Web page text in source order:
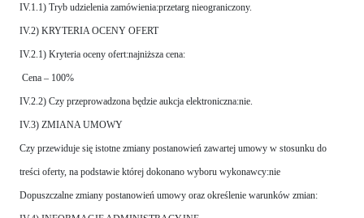
IV.1.1) Tryb udzielenia zamówienia:przetarg nieograniczony.
IV.2) KRYTERIA OCENY OFERT
IV.2.1) Kryteria oceny ofert:najniższa cena:
Cena – 100%
IV.2.2) Czy przeprowadzona będzie aukcja elektroniczna:nie.
IV.3) ZMIANA UMOWY
Czy przewiduje się istotne zmiany postanowień zawartej umowy w stosunku do
treści oferty, na podstawie której dokonano wyboru wykonawcy:nie
Dopuszczalne zmiany postanowień umowy oraz określenie warunków zmian: